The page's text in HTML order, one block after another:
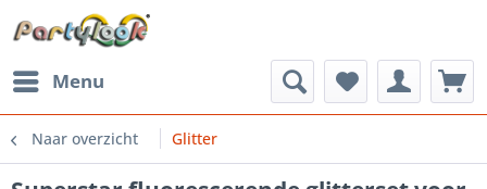
Menu
Naar overzicht Glitter